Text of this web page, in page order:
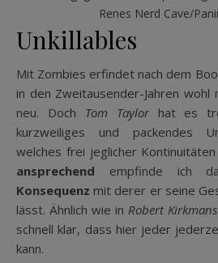
Renes Nerd Cave/
Unkillables
Mit Zombies erfindet nach dem
in den Zweitausender-Jahren wohl
neu. Doch Tom Taylorhat es
kurzweiliges und packendes
welches frei jeglicher
ansprechend empfinde ich
Konsequenz mit derer er seine
lässt. Ähnlich wie in Robert
schnell klar, dass hier jeder
kann.